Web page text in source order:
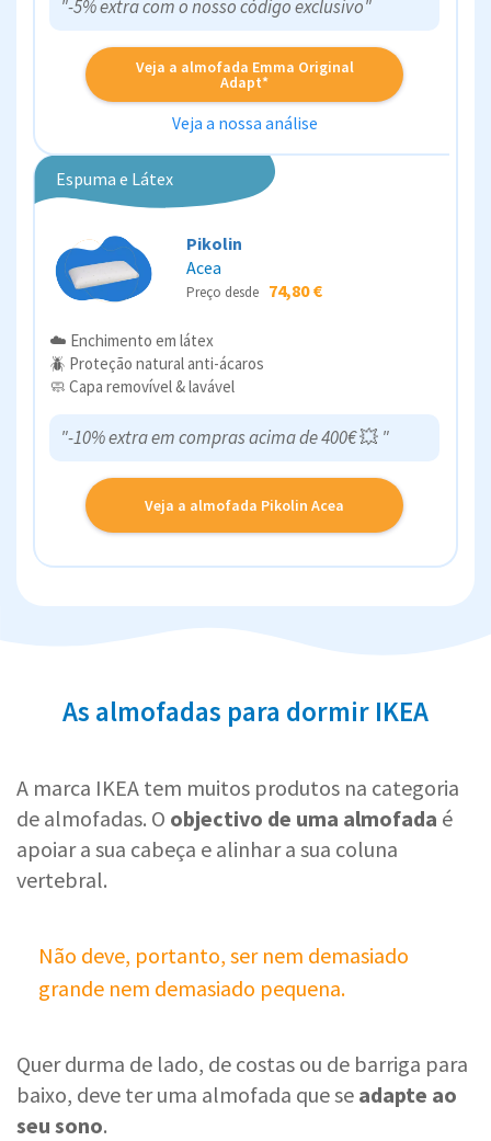
"-5% extra com o nosso código exclusivo"
Veja a almofada Emma Original
Adapt*
Veja a nossa análise
Espuma e Látex
Pikolin
Acea
Preço desde 74,80 €
☁️ Enchimento em látex
🪲 Proteção natural anti-ácaros
🧼 Capa removível & lavável
"-10% extra em compras acima de 400€💥 "
Veja a almofada Pikolin Acea
As almofadas para dormir IKEA
A marca IKEA tem muitos produtos na categoria
de almofadas. O objectivo de uma almofada é
apoiar a sua cabeça e alinhar a sua coluna
vertebral.
Não deve, portanto, ser nem demasiado
grande nem demasiado pequena.
Quer durma de lado, de costas ou de barriga para
baixo, deve ter uma almofada que se adapte ao
seu sono.